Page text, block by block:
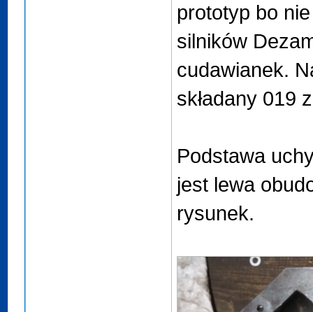
prototyp bo
silników
cudawianek.
składany 019
Podstawa
jest lewa
rysunek.